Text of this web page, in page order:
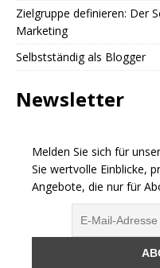
Zielgruppe definieren: Der
Marketing
Selbstständig als Blogger
Newsletter
Melden Sie sich für
Sie wertvolle Einblicke,
Angebote, die nur für